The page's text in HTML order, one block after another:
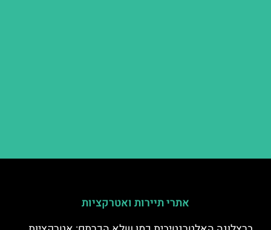
אתרי תיירות ואטרקציות